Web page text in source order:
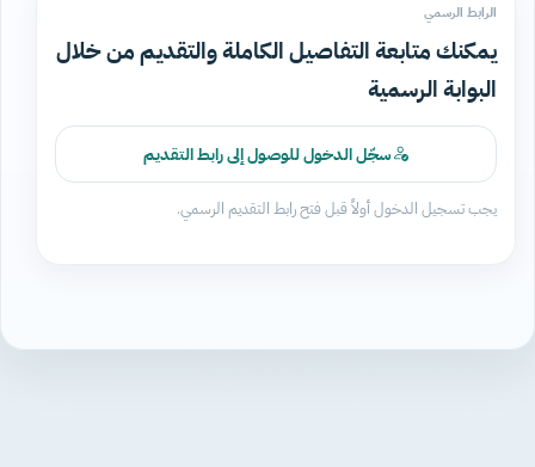
الرابط الرسمي
يمكنك متابعة التفاصيل الكاملة والتقديم من خلال
البوابة الرسمية
سجّل الدخول للوصول إلى رابط التقديم
يجب تسجيل الدخول أولاً قبل فتح رابط التقديم الرسمي.